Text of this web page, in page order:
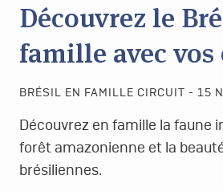
Découvrez le
famille avec
BRÉSIL EN FAMILLE CIRCUIT - 15
Découvrez en famille la faune
forêt amazonienne et la
brésiliennes.